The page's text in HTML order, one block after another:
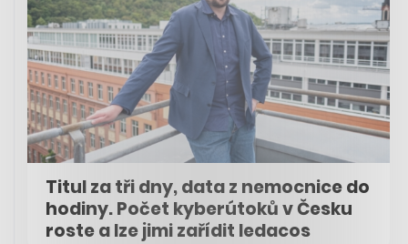
Titul za tři dny, data z nemocnice do
hodiny. Počet kyberútoků v Česku
roste a lze jimi zařídit ledacos